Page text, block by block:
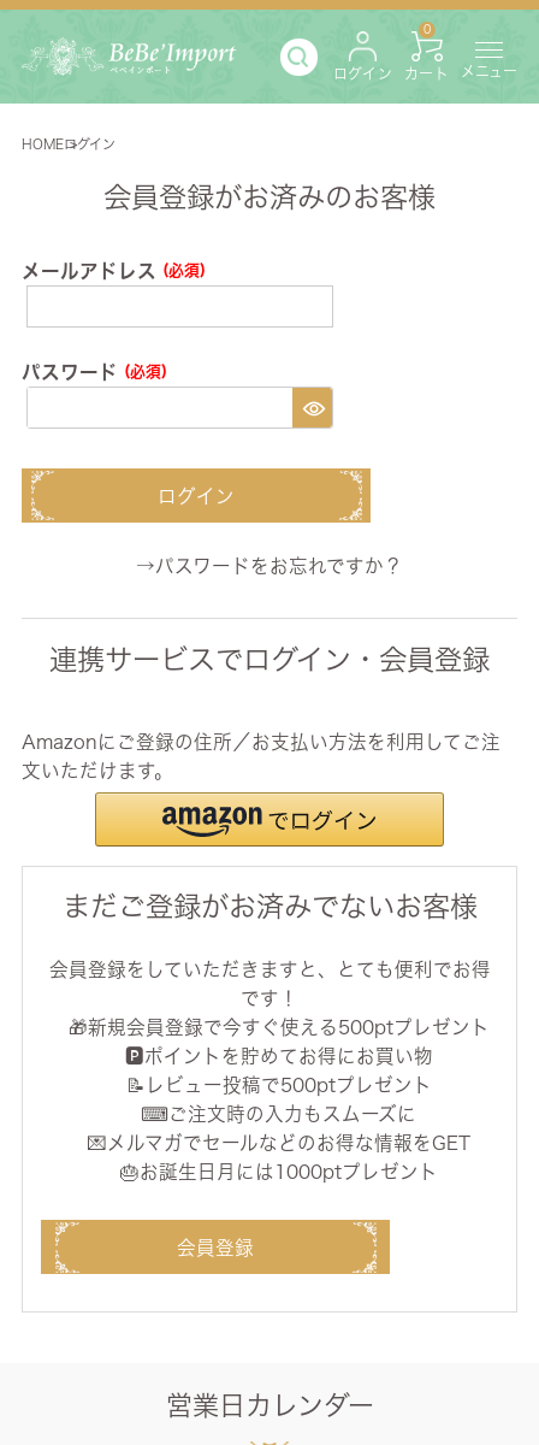
ログイン カート
0
メニュー
HOMEログイン
会員登録がお済みのお客様
メールアドレス
パスワード
ログイン
→パスワードをお忘れですか？
連携サービスでログイン・会員登録
Amazonにご登録の住所／お支払い方法を利用してご注
文いただけます。
まだご登録がお済みでないお客様
会員登録をしていただきますと、とても便利でお得
です！
🎁新規会員登録で今すぐ使える500ptプレゼント
🅿️ポイントを貯めてお得にお買い物
📝レビュー投稿で500ptプレゼント
⌨ご注文時の入力もスムーズに
💌メルマガでセールなどのお得な情報をGET
🎂お誕生日月には1000ptプレゼント
会員登録
営業日カレンダー